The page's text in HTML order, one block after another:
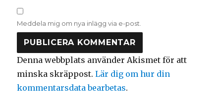
Meddela mig om nya inlägg via e-post.
Denna webbplats använder Akismet för att
minska skräppost.Lär dig om hur din
kommentarsdata bearbetas.